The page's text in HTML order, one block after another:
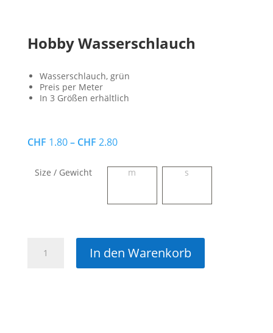
Hobby Wasserschlauch
Wasserschlauch, grün
Preis per Meter
In 3 Größen erhältlich
CHF 1.80– CHF 2.80
Size / Gewicht m s
Wasserschlauch In den Warenkorb